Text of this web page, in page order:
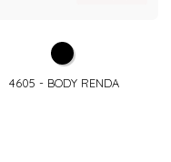
4605 - BODY RENDA